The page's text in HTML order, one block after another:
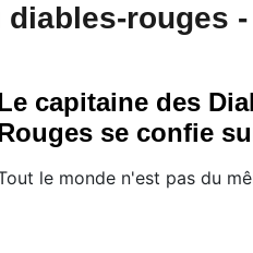
rouges
capitaine des
se confie
le monde n'est pas du